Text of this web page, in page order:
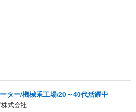
ター/機械系工場/20～40代活躍中
式会社